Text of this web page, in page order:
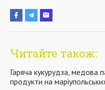
Читайте також:
Гаряча кукурудза, медова
продукти на